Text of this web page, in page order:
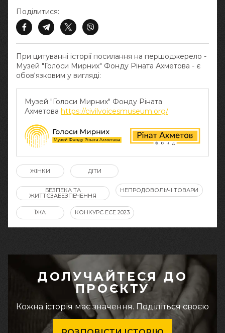
При цитуванні історії посилання на першоджерело -
Музей "Голоси Мирних" Фонду Ріната Ахметова - є
обов‘язковим у вигляді:
Музей "Голоси Мирних" Фонду Ріната
Ахметова https://civilvoicesmuseum.org/
Поділитися:
ЖІНКИ ДІТИ
БЕЗПЕКА ТА
ЖИТТЄЗАБЕЗПЕЧЕННЯ
НЕПРОДОВОЛЬЧІ ТОВАРИ
ЇЖА КОНКУРС ЕСЕ 2023
ДОЛУЧАЙТЕСЯ ДО
ПРОЄКТУ
Кожна історія має значення. Поділіться своєю